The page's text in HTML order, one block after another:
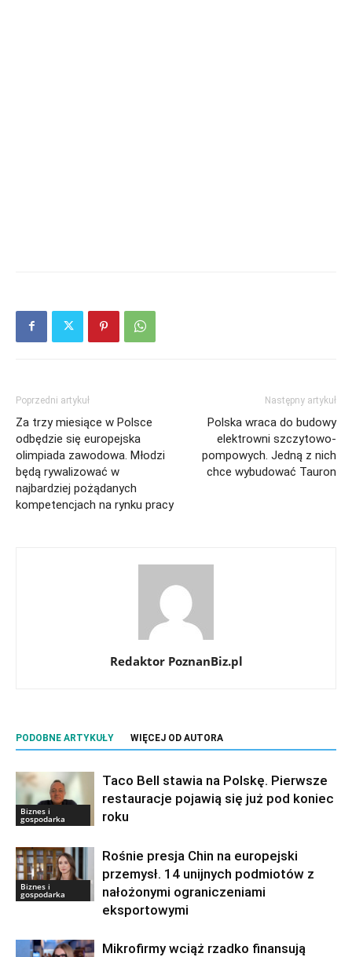
Poprzedni artykuł
Za trzy miesiące w Polsce
odbędzie się europejska
olimpiada zawodowa. Młodzi
będą rywalizować w
najbardziej pożądanych
kompetencjach na rynku pracy
Następny artykuł
Polska wraca do budowy
elektrowni szczytowo-
pompowych. Jedną z nich
chce wybudować Tauron
Redaktor PoznanBiz.pl
PODOBNE ARTYKUŁY WIĘCEJ OD AUTORA
Biznes i
gospodarka
Taco Bell stawia na Polskę. Pierwsze
restauracje pojawią się już pod koniec
roku
Biznes i
gospodarka
Rośnie presja Chin na europejski
przemysł. 14 unijnych podmiotów z
nałożonymi ograniczeniami
eksportowymi
Mikrofirmy wciąż rzadko finansują